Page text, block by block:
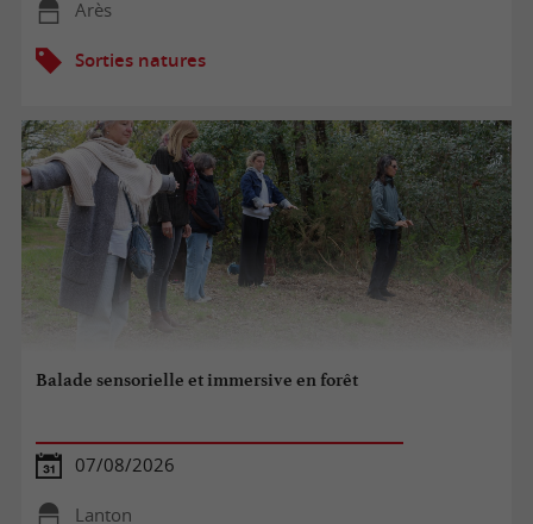
Arès
Sorties natures
Balade sensorielle et immersive en forêt
07/08/2026
Lanton